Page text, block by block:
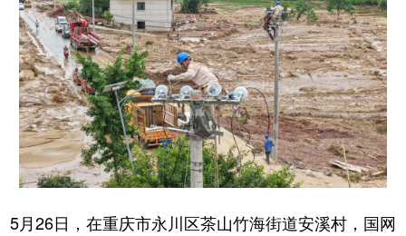
5月26日，在重庆市永川区茶山竹海街道安溪村，国网